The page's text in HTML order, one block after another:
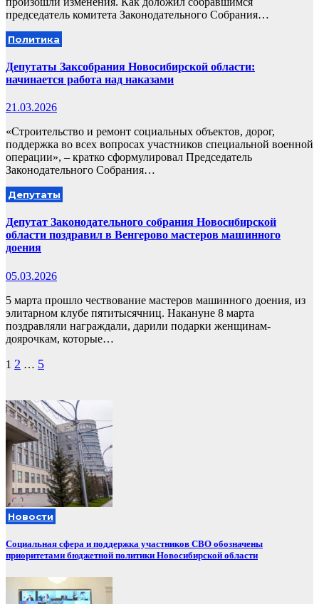
председатель комитета Законодательного Собрания…
Политика
Депутаты Заксобрания Новосибирской области:
начинается работа над наказами
21.03.2026
«Строительство и ремонт социальных объектов, дорог,
поддержка во всех вопросах участников специальной военной
операции», – кратко сформулировал Председатель
Законодательного Собрания…
Депутаты
Депутат Законодательного собрания Новосибирской
области поздравил в Венгерово мастеров машинного
доения
05.03.2026
5 марта прошло чествование мастеров машинного доения, из
элитарном клубе пятитысячниц. Накануне 8 марта
поздравляли награждали, дарили подарки женщинам-
доярочкам, которые…
Пагинация
1 2 … 5
Новости
Социальная сфера и поддержка участников СВО обозначены
приоритетами бюджетной политики Новосибирской области